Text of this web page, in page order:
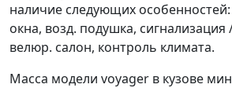
наличие следующих
окна, возд. подушка,
велюр. салон, контроль климата.
Масса модели voyager в кузове